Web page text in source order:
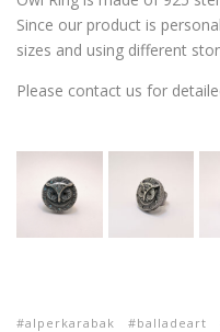
Since our product is
sizes and using different
Please contact us for
alperkarabak balladeart